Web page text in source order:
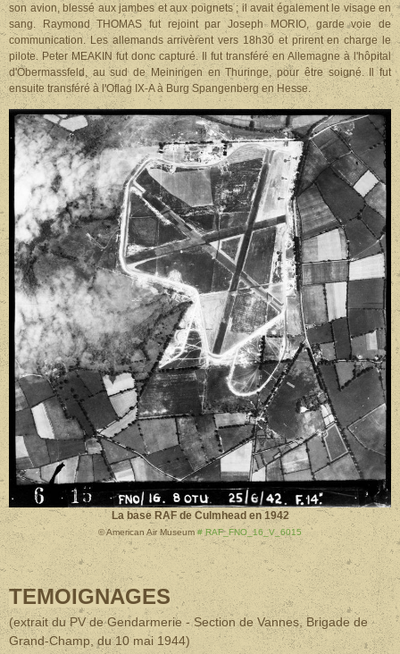
son avion, blessé aux jambes et aux poignets ; il avait également le visage en
sang. Raymond THOMAS fut rejoint par Joseph MORIO, garde voie de
communication. Les allemands arrivèrent vers 18h30 et prirent en charge le
pilote. Peter MEAKIN fut donc capturé. Il fut transféré en Allemagne à l'hôpital
d'Obermassfeld, au sud de Meiningen en Thuringe, pour être soigné. Il fut
ensuite transféré à l'Oflag IX-A à Burg Spangenberg en Hesse.
La base RAF de Culmhead en 1942
© American Air Museum# RAF_FNO_16_V_6015
TEMOIGNAGES
(extrait du PV de Gendarmerie - Section de Vannes, Brigade de
Grand-Champ, du 10 mai 1944)